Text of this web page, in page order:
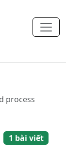
process
1 bài viết